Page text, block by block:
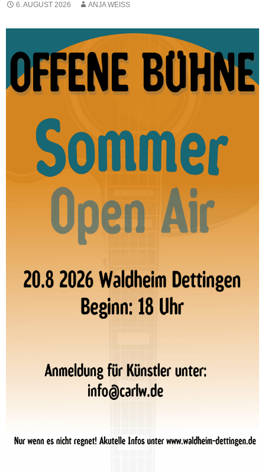
6. AUGUST 2026 ANJA WEISS